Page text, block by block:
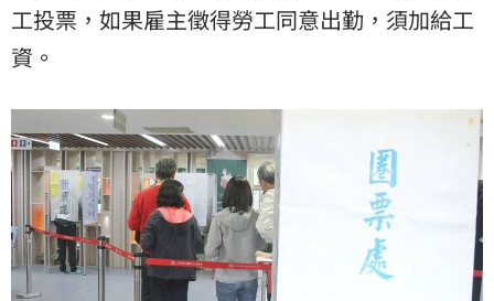
工投票，如果雇主徵得勞工同意出勤，須加給工
資。